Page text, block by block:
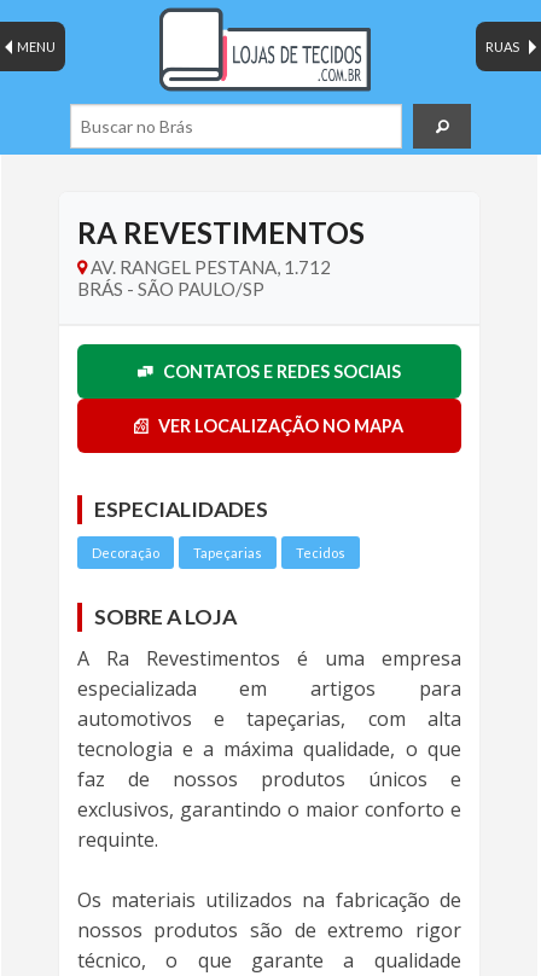
RUAS
MENU
RA REVESTIMENTOS
AV. RANGEL PESTANA, 1.712
BRÁS - SÃO PAULO/SP
CONTATOS E REDES SOCIAIS
VER LOCALIZAÇÃO NO MAPA
ESPECIALIDADES
Decoração Tapeçarias Tecidos
SOBRE A LOJA
A Ra Revestimentos é uma empresa
especializada em artigos para
automotivos e tapeçarias, com alta
tecnologia e a máxima qualidade, o que
faz de nossos produtos únicos e
exclusivos, garantindo o maior conforto e
requinte.
Os materiais utilizados na fabricação de
nossos produtos são de extremo rigor
técnico, o que garante a qualidade